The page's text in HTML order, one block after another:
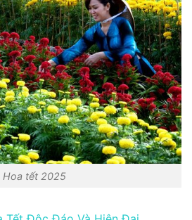
Hoa tết 2025